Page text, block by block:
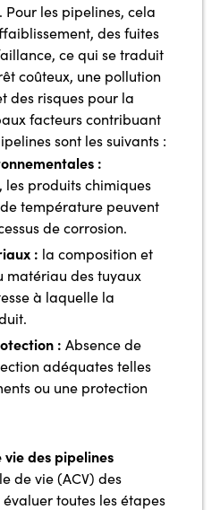
les pipelines, cela
des fuites
ce qui se traduit
coûteux, une pollution
des risques pour la
facteurs contribuant
sont les suivants :
:
les produits chimiques
température peuvent
de corrosion.
: la composition et
matériau des tuyaux
à laquelle la
: Absence de
adéquates telles
ou une protection
vie des pipelines
de vie (ACV) des
toutes les étapes